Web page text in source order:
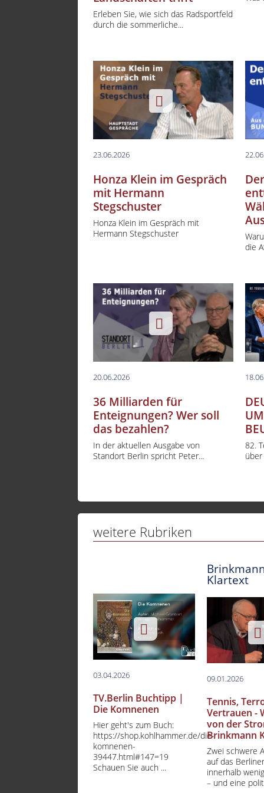
Erleben Sie, wie sich das Radsportfeld
durch die sommerliche...
23.06.2026
Honza Klein im Gespräch
mit Hermann
Stegschuster
Honza Klein im Gespräch mit
Hermann Stegschuster
die
20.06.2026
36 Milliarden für
Enteignungen? Wer soll
das bezahlen?
In der aktuellen Ausgabe von
Standort Berlin spricht Peter...
82.
weitere Rubriken
03.04.2026
TV.Berlin Buchtipp |
Die Komnenen
Hier geht's zum Buch:
https://shop.kohlhammer.de/die-
komnenen-
39447.html#147=19
Schauen Sie auch ...
Klartext
09.01.2026
Tennis,
Vertrauen -
von der
Brinkmann
Zwei schwere
auf das
innerhalb
– und eine